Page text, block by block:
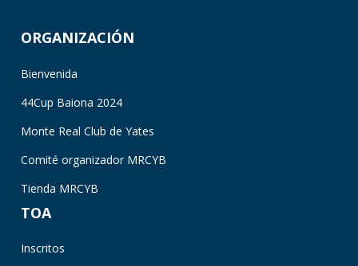
ORGANIZACIÓN
Bienvenida
44Cup Baiona 2024
Monte Real Club de Yates
Comité organizador MRCYB
Tienda MRCYB
TOA
Inscritos